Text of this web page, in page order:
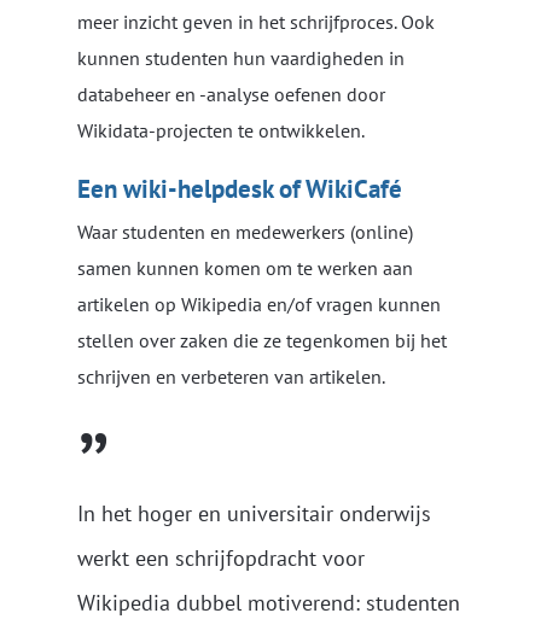
meer inzicht geven in het schrijfproces. Ook
kunnen studenten hun vaardigheden in
databeheer en -analyse oefenen door
Wikidata-projecten te ontwikkelen.
Een wiki-helpdesk of WikiCafé
Waar studenten en medewerkers (online)
samen kunnen komen om te werken aan
artikelen op Wikipedia en/of vragen kunnen
stellen over zaken die ze tegenkomen bij het
schrijven en verbeteren van artikelen.
”
In het hoger en universitair onderwijs
werkt een schrijfopdracht voor
Wikipedia dubbel motiverend: studenten